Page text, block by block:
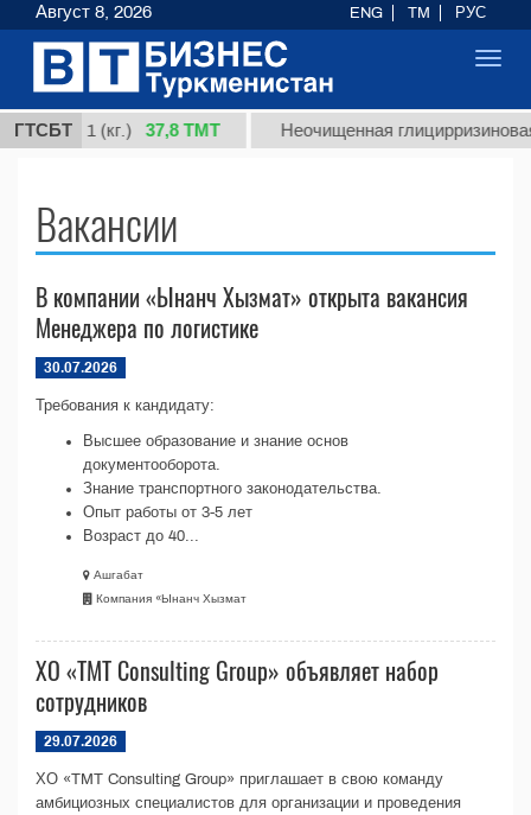
ГТСБТ
сорт 1 (кг.) 37,8 ТМТ Неочищенная глицирризиновая
Вакансии
В компании «Ынанч Хызмат» открыта вакансия
Менеджера по логистике
30.07.2026
Требования к кандидату:
Высшее образование и знание основ
документооборота.
Знание транспортного законодательства.
Опыт работы от 3-5 лет
Возраст до 40...
Ашгабат
Компания «Ынанч Хызмат
ХО «TMT Consulting Group» объявляет набор
сотрудников
29.07.2026
ХО «TMT Consulting Group» приглашает в свою команду
амбициозных специалистов для организации и проведения
Август 8, 2026 ENG TM РУС